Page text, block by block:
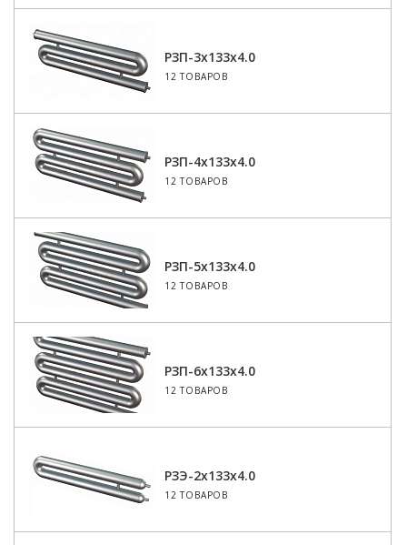
РЗП-3x133x4.0
12 ТОВАРОВ
РЗП-4x133x4.0
12 ТОВАРОВ
РЗП-5x133x4.0
12 ТОВАРОВ
РЗП-6x133x4.0
12 ТОВАРОВ
РЗЭ-2x133x4.0
12 ТОВАРОВ